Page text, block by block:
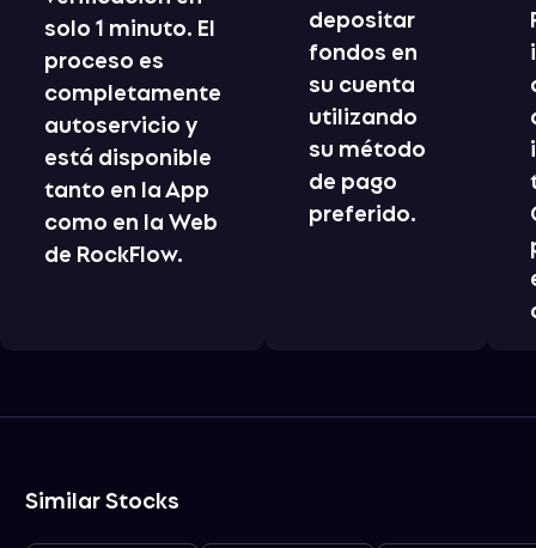
solo 1 minuto. El
proceso es
completamente
autoservicio y
está disponible
tanto en la App
como en la Web
de RockFlow.
depositar
fondos en
su cuenta
utilizando
su método
de pago
preferido.
Similar Stocks